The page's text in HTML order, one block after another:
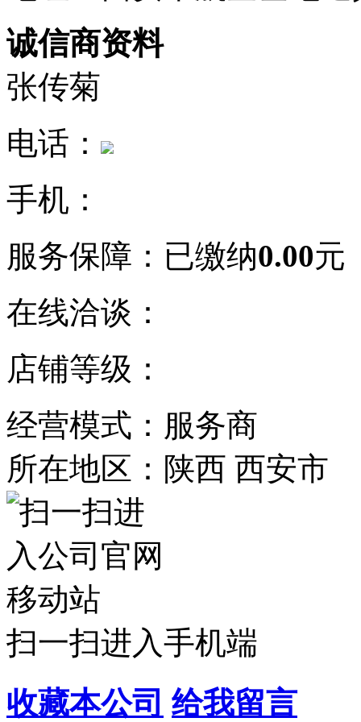
诚信商资料
张传菊
电话：
手机：
服务保障： 已缴纳0.00元
在线洽谈：
店铺等级：
经营模式：服务商
所在地区：陕西 西安市
扫一扫进入手机端
收藏本公司 给我留言